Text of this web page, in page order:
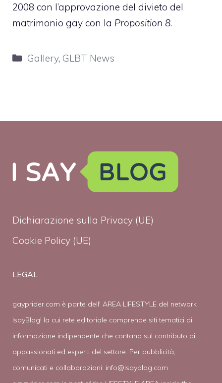
2008 con l’approvazione del divieto del
matrimonio gay con la Proposition 8.
Categorie
Gallery, GLBT News
Dichiarazione sulla Privacy (UE)
Cookie Policy (UE)
LEGAL
gayprider.com è parte dell' AREA LIFESTYLE del network
IsayBlog! la cui rete editoriale comprende siti tematici di
informazione indipendente che contano sul contributo di
appassionati ed esperti del settore. Per pubblicità,
comunicati e collaborazioni: info@isayblog.com